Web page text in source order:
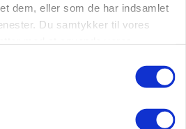
dem, eller som de har indsamlet
Du samtykker til vores